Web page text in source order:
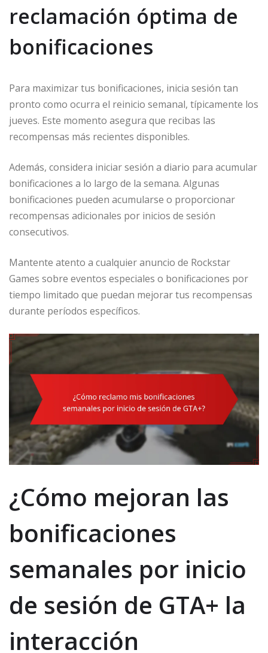
reclamación óptima de
bonificaciones
Para maximizar tus bonificaciones, inicia sesión tan
pronto como ocurra el reinicio semanal, típicamente los
jueves. Este momento asegura que recibas las
recompensas más recientes disponibles.
Además, considera iniciar sesión a diario para acumular
bonificaciones a lo largo de la semana. Algunas
bonificaciones pueden acumularse o proporcionar
recompensas adicionales por inicios de sesión
consecutivos.
Mantente atento a cualquier anuncio de Rockstar
Games sobre eventos especiales o bonificaciones por
tiempo limitado que puedan mejorar tus recompensas
durante períodos específicos.
¿Cómo mejoran las
bonificaciones
semanales por inicio
de sesión de GTA+ la
interacción